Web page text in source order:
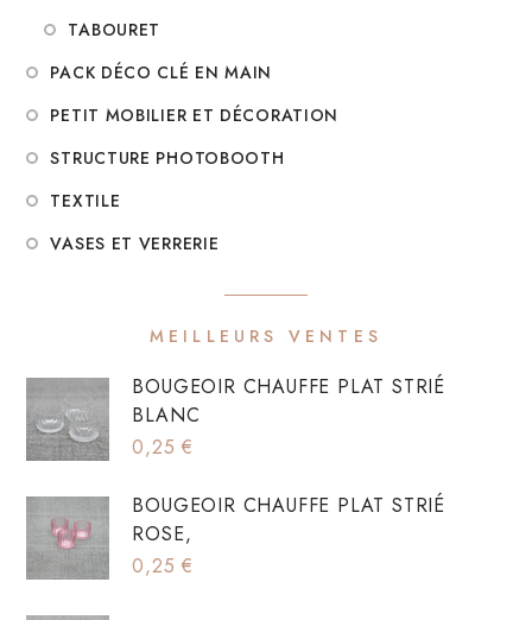
TABOURET
PACK DÉCO CLÉ EN MAIN
PETIT MOBILIER ET DÉCORATION
STRUCTURE PHOTOBOOTH
TEXTILE
VASES ET VERRERIE
MEILLEURS VENTES
BOUGEOIR CHAUFFE PLAT STRIÉ
BLANC
0,25 €
BOUGEOIR CHAUFFE PLAT STRIÉ
ROSE,
0,25 €